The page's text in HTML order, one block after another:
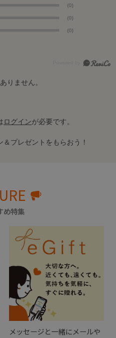
(0)
(0)
(0)
りません。
ログインが必要です。
プレゼントをもらおう！
め特集
メッセージと一緒にメールや